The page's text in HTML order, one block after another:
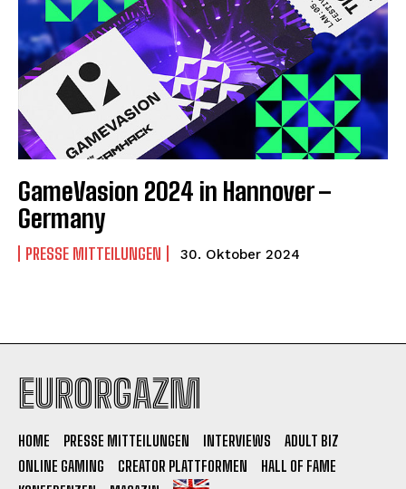
GameVasion 2024 in Hannover –
Germany
PRESSE MITTEILUNGEN 30. Oktober 2024
EURORGAZM
HOME PRESSE MITTEILUNGEN INTERVIEWS
ADULT BIZ
ONLINE GAMING
CREATOR PLATTFORMEN
HALL OF FAME